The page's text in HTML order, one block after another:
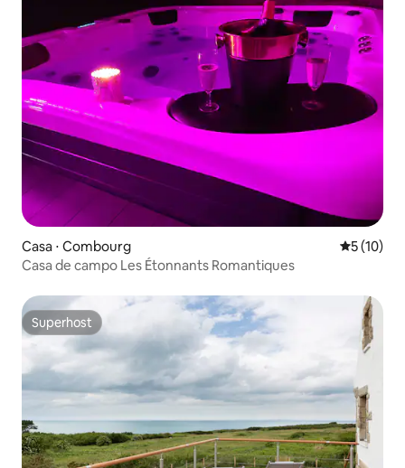
Casa ⋅ Combourg 5 de uma
5 (10)
Casa de campo Les Étonnants Romantiques
Superhost
Superhost